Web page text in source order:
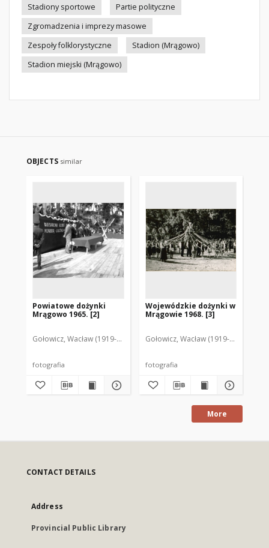
Stadiony sportowe
Partie polityczne
Zgromadzenia i imprezy masowe
Zespoły folklorystyczne
Stadion (Mrągowo)
Stadion miejski (Mrągowo)
OBJECTS similar
Powiatowe dożynki
Mrągowo 1965. [2]
Gołowicz, Wacław (1919-1983). Fot.
fotografia
Wojewódzkie dożynki w
Mrągowie 1968. [3]
Gołowicz, Wacław (1919-1983). Fot.
fotografia
More
CONTACT DETAILS
Address
Provincial Public Library